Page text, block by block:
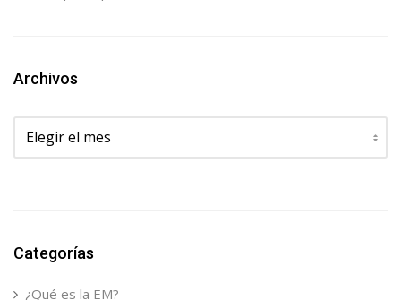
Archivos
Archivos
Categorías
¿Qué es la EM?